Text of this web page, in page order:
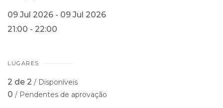
09 Jul 2026 - 09 Jul 2026
21:00 - 22:00
LUGARES
2 de 2 / Disponíveis
0 / Pendentes de aprovação